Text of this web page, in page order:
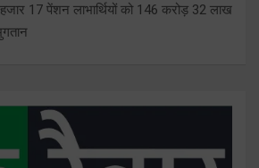
17 पेंशन लाभार्थियों को 146 करोड़ 32 लाख